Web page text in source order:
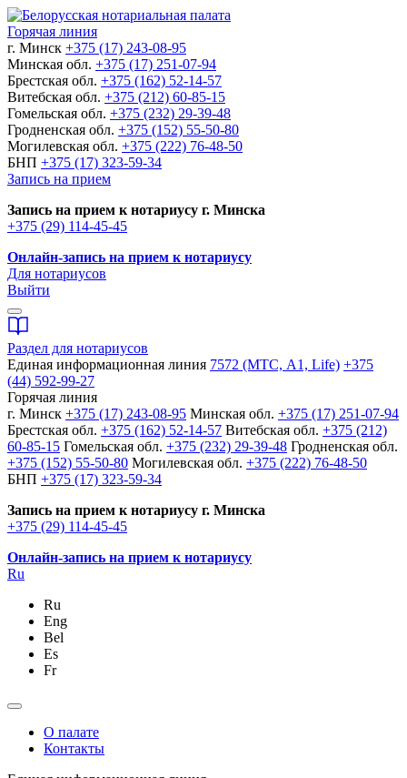
Горячая линия
г. Минск +375 (17) 243-08-95
Минская обл. +375 (17) 251-07-94
Брестская обл. +375 (162) 52-14-57
Витебская обл. +375 (212) 60-85-15
Гомельская обл. +375 (232) 29-39-48
Гродненская обл. +375 (152) 55-50-80
Могилевская обл. +375 (222) 76-48-50
БНП +375 (17) 323-59-34
Запись на прием
Запись на прием к нотариусу г. Минска
+375 (29) 114-45-45
Онлайн-запись на прием к нотариусу
Для нотариусов
Выйти
Раздел для нотариусов
Единая информационная линия 7572 (МТС, A1, Life) +375
(44) 592-99-27
Горячая линия
г. Минск +375 (17) 243-08-95 Минская обл. +375 (17) 251-07-94
Брестская обл. +375 (162) 52-14-57 Витебская обл. +375 (212)
60-85-15 Гомельская обл. +375 (232) 29-39-48 Гродненская обл.
+375 (152) 55-50-80 Могилевская обл. +375 (222) 76-48-50
БНП +375 (17) 323-59-34
Запись на прием к нотариусу г. Минска
+375 (29) 114-45-45
Онлайн-запись на прием к нотариусу
Ru
Ru
Eng
Bel
Es
Fr
О палате
Контакты